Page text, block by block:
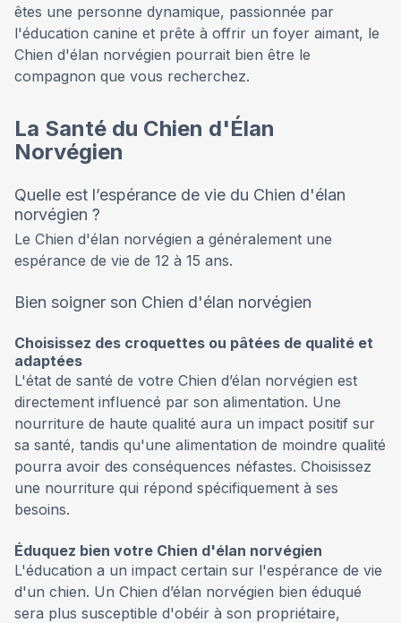
êtes une personne dynamique, passionnée par
l'éducation canine et prête à offrir un foyer aimant, le
Chien d'élan norvégien pourrait bien être le
compagnon que vous recherchez.
La Santé du Chien d'Élan
Norvégien
Quelle est l’espérance de vie du Chien d'élan
norvégien ?
Le Chien d'élan norvégien a généralement une
espérance de vie de 12 à 15 ans.
Bien soigner son Chien d'élan norvégien
Choisissez des croquettes ou pâtées de qualité et
adaptées
L'état de santé de votre Chien d’élan norvégien est
directement influencé par son alimentation. Une
nourriture de haute qualité aura un impact positif sur
sa santé, tandis qu'une alimentation de moindre qualité
pourra avoir des conséquences néfastes. Choisissez
une nourriture qui répond spécifiquement à ses
besoins.
Éduquez bien votre Chien d'élan norvégien
L'éducation a un impact certain sur l'espérance de vie
d'un chien. Un Chien d’élan norvégien bien éduqué
sera plus susceptible d'obéir à son propriétaire,